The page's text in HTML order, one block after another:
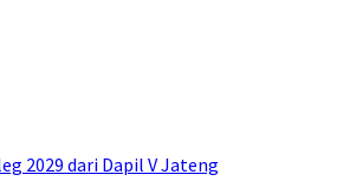
2029 dari Dapil V Jateng